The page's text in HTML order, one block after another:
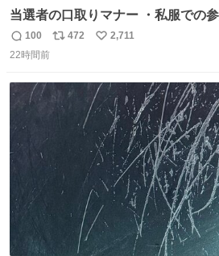
当選者の口取りマナー ・私服での参加 ・スマートフォンで
の撮影 ・調教師へ自分から握手を
ボンにインしていない服装 ・ボディーバ
ほしい #DMMバヌーシ
返
信
100
リ
ト
数
472
い
数
2,711
22時間前